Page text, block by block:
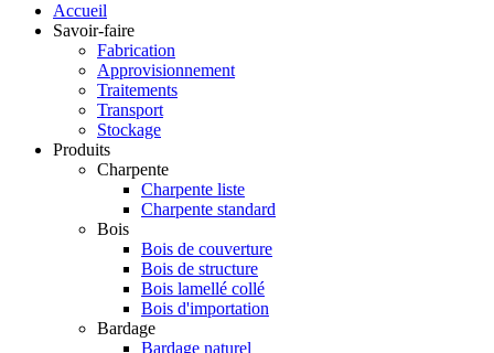
Accueil
Savoir-faire
Fabrication
Approvisionnement
Traitements
Transport
Stockage
Produits
Charpente
Charpente liste
Charpente standard
Bois
Bois de couverture
Bois de structure
Bois lamellé collé
Bois d'importation
Bardage
Bardage naturel